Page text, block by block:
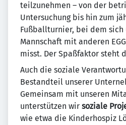
teilzunehmen – von der
Untersuchung bis hin zum
Fußballturnier, bei dem sich
Mannschaft mit anderen
misst. Der Spaßfaktor steht
Auch die soziale
Bestandteil unserer
Gemeinsam mit unseren
unterstützen wir soziale
wie etwa die Kinderhospiz